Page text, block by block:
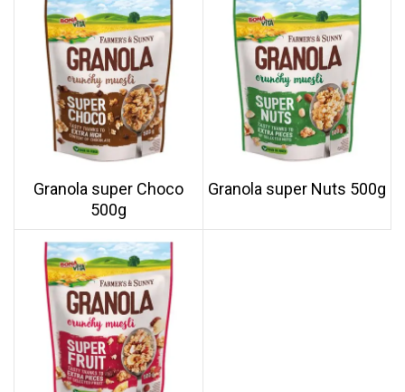
Granola super Choco
500g
Granola super Nuts 500g